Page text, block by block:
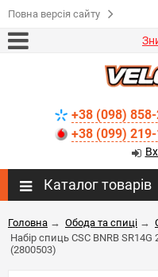
Повна версія сайту
+38 (098)
+38 (099)
Каталог товарів
Головна → Обода та спиці →
Набір спиць CSC BNRB
(2800503)